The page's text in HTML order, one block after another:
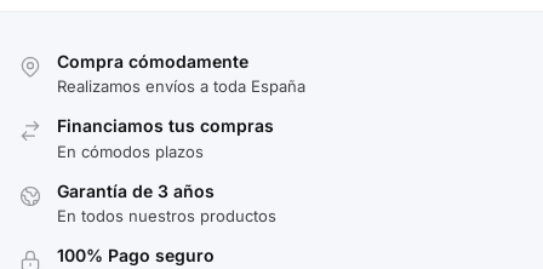
Compra cómodamente
Realizamos envíos a toda España
Financiamos tus compras
En cómodos plazos
Garantía de 3 años
En todos nuestros productos
100% Pago seguro